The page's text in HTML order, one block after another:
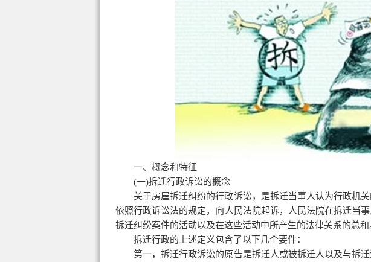
一、概念和特征
(一)拆迁行政诉讼的概念
关于房屋拆迁纠纷的行政诉讼，是拆迁当事人认为行政机
依照行政诉讼法的规定，向人民法院起诉，人民法院在拆迁当
拆迁纠纷案件的活动以及在这些活动中所产生的法律关系的总和
拆迁行政的上述定义包含了以下几个要件：
第一，拆迁行政诉讼的原告是拆迁人或被拆迁人以及与拆